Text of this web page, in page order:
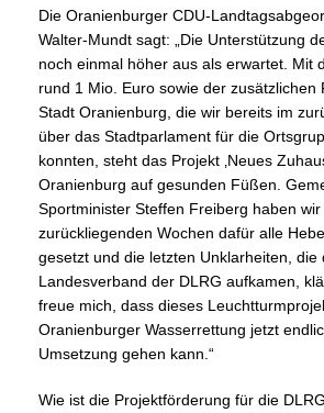
Die Oranienburger CDU-
Walter-Mundt sagt: „Die Unterstützung
noch einmal höher aus als erwartet. Mit
rund 1 Mio. Euro sowie der zusätzlichen
Stadt Oranienburg, die wir bereits im
über das Stadtparlament für die
konnten, steht das Projekt ‚Neues
Oranienburg auf gesunden Füßen.
Sportminister Steffen Freiberg haben wir
zurückliegenden Wochen dafür alle
gesetzt und die letzten Unklarheiten, die
Landesverband der DLRG aufkamen,
freue mich, dass dieses
Oranienburger Wasserrettung jetzt
Umsetzung gehen kann.“
Wie ist die Projektförderung für die